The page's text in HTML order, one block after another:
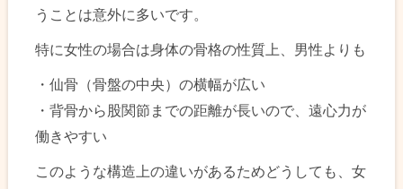
うことは意外に多いです。
特に女性の場合は身体の骨格の性質上、男性よりも
・仙骨（骨盤の中央）の横幅が広い
・背骨から股関節までの距離が長いので、遠心力が
働きやすい
このような構造上の違いがあるためどうしても、女